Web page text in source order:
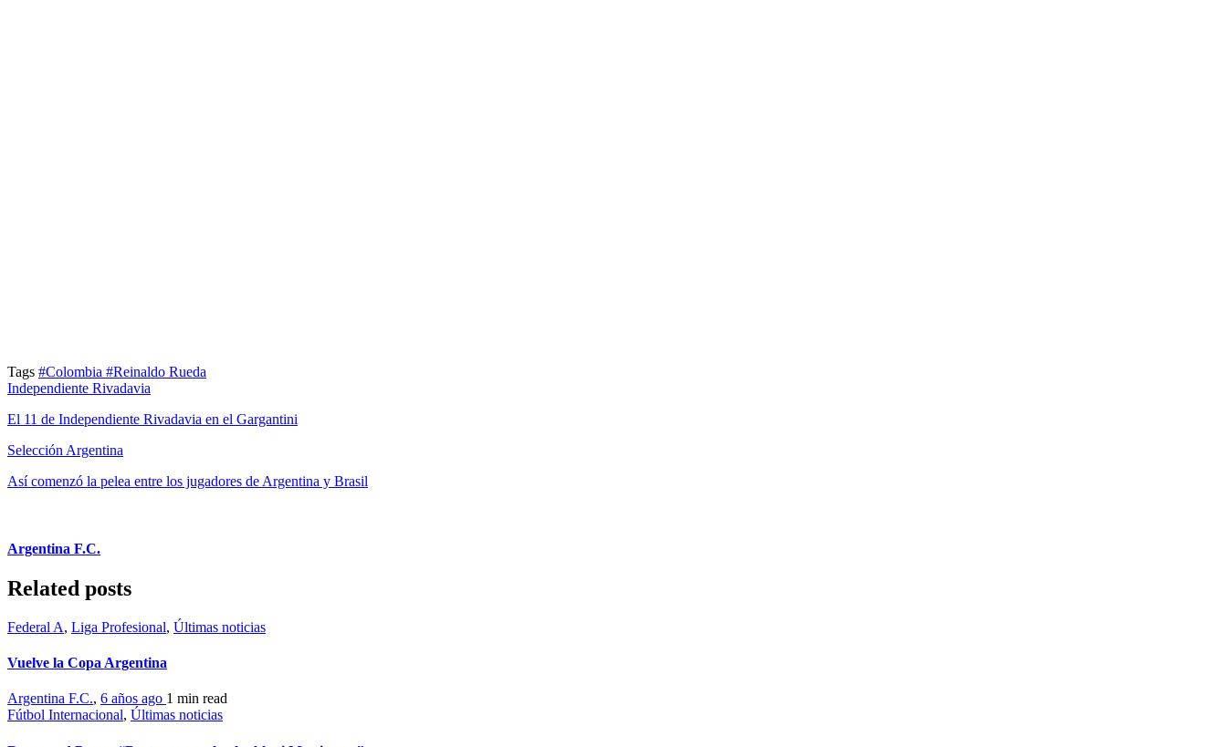
Tags #Colombia #Reinaldo Rueda
Independiente Rivadavia
El 11 de Independiente Rivadavia en el Gargantini
Selección Argentina
Así comenzó la pelea entre los jugadores de Argentina y Brasil
Argentina F.C.
Related posts
Federal A, Liga Profesional, Últimas noticias
Vuelve la Copa Argentina
Argentina F.C., 6 años ago 1 min read
Fútbol Internacional, Últimas noticias